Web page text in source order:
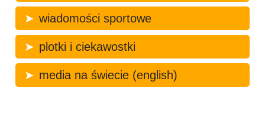
wiadomości sportowe
plotki i ciekawostki
media na świecie (english)